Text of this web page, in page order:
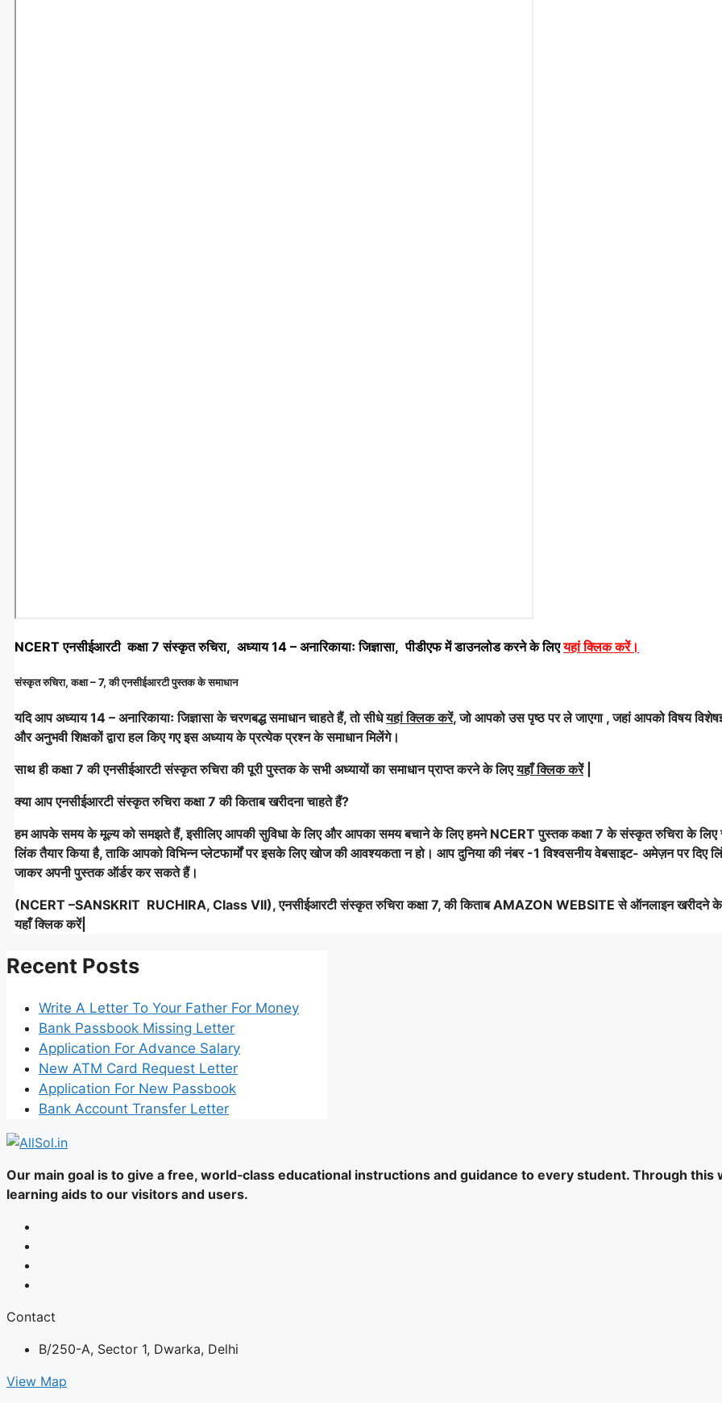
NCERT एनसीईआरटी कक्षा 7 संस्कृत रुचिरा, अध्याय 14 – अनारिकायाः जिज्ञासा, पीडीएफ में डाउनलोड करने के लिएयहां क्लिक करें।
संस्कृत रुचिरा, कक्षा – 7, की एनसीईआरटी पुस्तक के समाधान
यदि आप अध्याय 14 – अनारिकायाः जिज्ञासा के चरणबद्ध समाधान चाहते हैं, तो सीधेयहां क्लिक करें, जो आपको उस पृष्ठ पर ले जाएगा , जहां आपको विषय
और अनुभवी शिक्षकों द्वारा हल किए गए इस अध्याय के प्रत्येक प्रश्न के समाधान मिलेंगे।
साथ ही कक्षा 7 की एनसीईआरटी संस्कृत रुचिरा की पूरी पुस्तक के सभी अध्यायों का समाधान प्राप्त करने के लिएयहाँ क्लिक करेें|
क्या आप एनसीईआरटी संस्कृत रुचिरा कक्षा 7 की किताब खरीदना चाहते हैं?
हम आपके समय के मूल्य को समझते हैं, इसीलिए आपकी सुविधा के लिए और आपका समय बचाने के लिए हमने NCERT पुस्तक कक्षा 7 के संस्कृत रुचिरा के लिए
लिंक तैयार किया है, ताकि आपको विभिन्न प्लेटफार्मों पर इसके लिए खोज की आवश्यकता न हो। आप दुनिया की नंबर -1 विश्वसनीय वेबसाइट- अमेज़न पर दिए
जाकर अपनी पुस्तक ऑर्डर कर सकते हैं।
(NCERT –SANSKRIT RUCHIRA, Class VII), एनसीईआरटी संस्कृत रुचिरा कक्षा 7, की किताब AMAZON WEBSITE से ऑनलाइन खरीदने के
यहाँ क्लिक करें|
Recent Posts
Write A Letter To Your Father For Money
Bank Passbook Missing Letter
Application For Advance Salary
New ATM Card Request Letter
Application For New Passbook
Bank Account Transfer Letter
Our main goal is to give a free, world‑class educational instructions and guidance to every student. Through
learning aids to our visitors and users.
Contact
B/250-A, Sector 1, Dwarka, Delhi
View Map